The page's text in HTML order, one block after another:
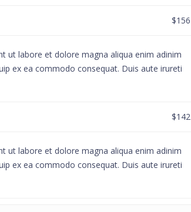
$156
ut labore et dolore magna aliqua enim adinim
ex ea commodo consequat. Duis aute irureti
$142
ut labore et dolore magna aliqua enim adinim
ex ea commodo consequat. Duis aute irureti